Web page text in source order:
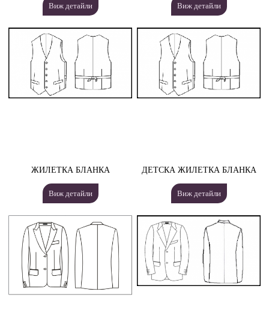
Виж детайли Виж детайли
ЖИЛЕТКА БЛАНКА
Виж детайли
ДЕТСКА ЖИЛЕТКА БЛАНКА
Виж детайли